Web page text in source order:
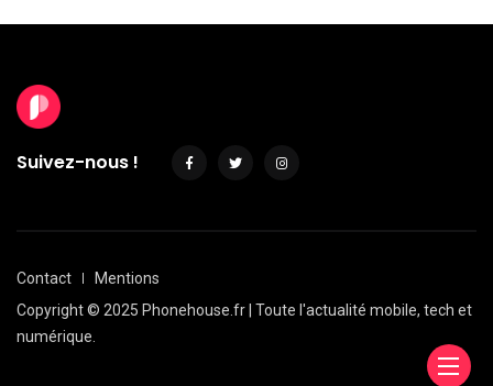
Suivez-nous !
Contact
Mentions
Copyright © 2025 Phonehouse.fr | Toute l'actualité mobile, tech et
numérique.